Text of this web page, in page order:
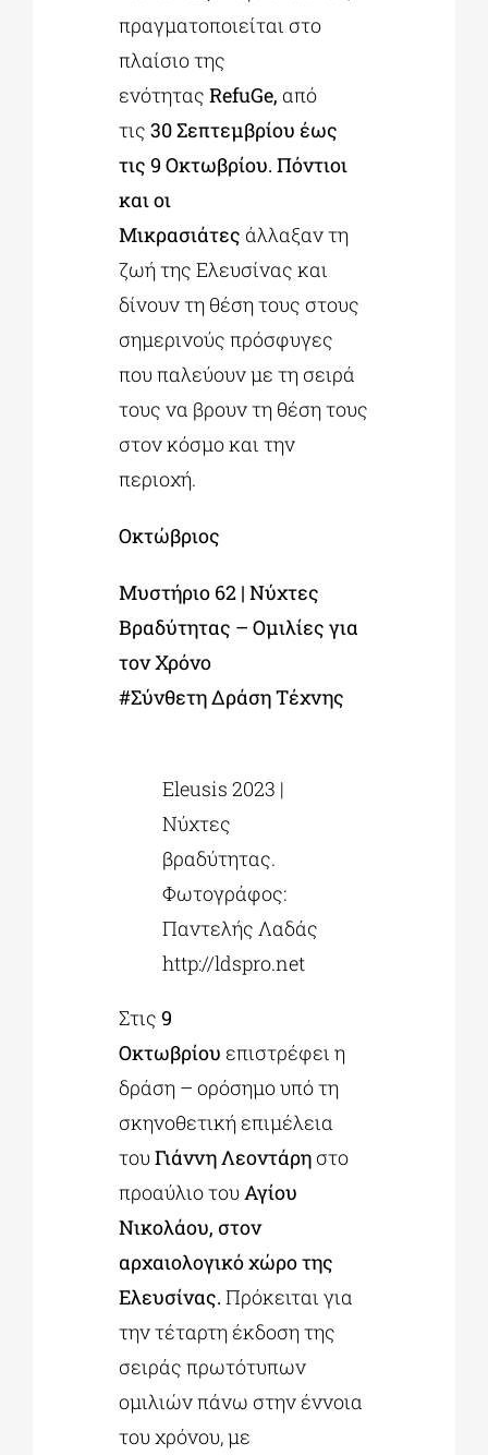
πραγματοποιείται στο
πλαίσιο της
ενότητας RefuGe, από
τις 30 Σεπτεμβρίου έως
τις 9 Οκτωβρίου. Πόντιοι
και οι
Μικρασιάτες άλλαξαν τη
ζωή της Ελευσίνας και
δίνουν τη θέση τους στους
σημερινούς πρόσφυγες
που παλεύουν με τη σειρά
τους να βρουν τη θέση τους
στον κόσμο και την
περιοχή.
Οκτώβριος
Μυστήριο 62 | Νύχτες
Βραδύτητας – Ομιλίες για
τον Χρόνο
#Σύνθετη Δράση Τέχνης
Eleusis 2023 |
Νύχτες
βραδύτητας.
Φωτογράφος:
Παντελής Λαδάς
http://ldspro.net
Στις 9
Οκτωβρίου επιστρέφει η
δράση – ορόσημο υπό τη
σκηνοθετική επιμέλεια
τουΓιάννη Λεοντάρη στο
προαύλιο του Αγίου
Νικολάου, στον
αρχαιολογικό χώρο της
Ελευσίνας. Πρόκειται για
την τέταρτη έκδοση της
σειράς πρωτότυπων
ομιλιών πάνω στην έννοια
του χρόνου, με